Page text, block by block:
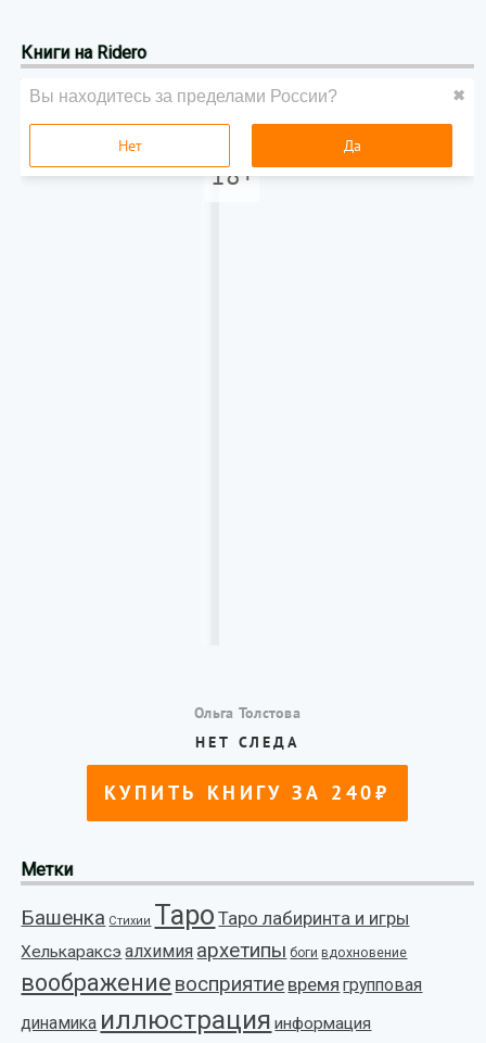
Книги на Ridero
Метки
Башенка Стихии Таро Таро лабиринта и игры
Хелькараксэ алхимия архетипы боги вдохновение
воображение восприятие время групповая
динамика иллюстрация информация